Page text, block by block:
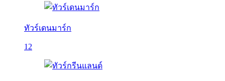
ทัวร์เดนมาร์ก
12